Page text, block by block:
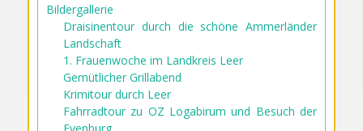
Bildergallerie
Draisinentour durch die schöne Ammerländer
Landschaft
1. Frauenwoche im Landkreis Leer
Gemütlicher Grillabend
Krimitour durch Leer
Fahrradtour zu OZ Logabirum und Besuch der